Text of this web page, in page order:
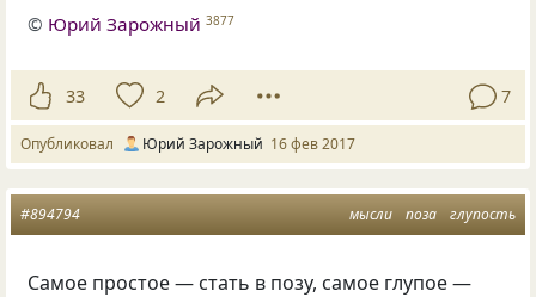
© Юрий Зарожный 3877
33 2 7
Опубликовал Юрий Зарожный 16 фев 2017
мысли поза глупость
#894794
Самое простое — стать в позу, самое глупое —